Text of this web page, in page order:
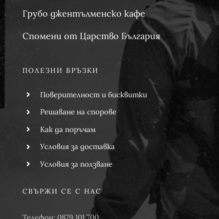
Грубо джентълменско кафе
Спомени от Царство България
ПОЛЕЗНИ ВРЪЗКИ
Поверителност и бисквитки
Решаване на спорове
Как да поръчам
Условия за доставка
Условия за ползване
СВЪРЖИ СЕ С НАС